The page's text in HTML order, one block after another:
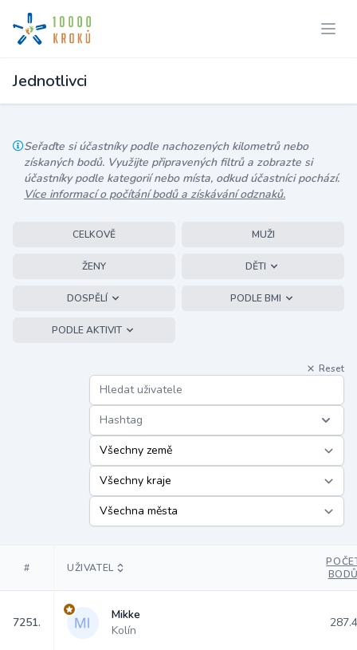
Jednotlivci
Seřaďte si účastníky podle nachozených kilometrů nebo
získaných bodů. Využijte připravených filtrů a zobrazte si
účastníky podle kategorií nebo místa, odkud účastníci pochází.
Více informací o počítání bodů a získávání odznaků.
CELKOVĚ MUŽI
ŽENY DĚTI
DOSPĚLÍ PODLE BMI
PODLE AKTIVIT
Reset
Hashtag
# UŽIVATEL
7251.
Mikke
Kolín